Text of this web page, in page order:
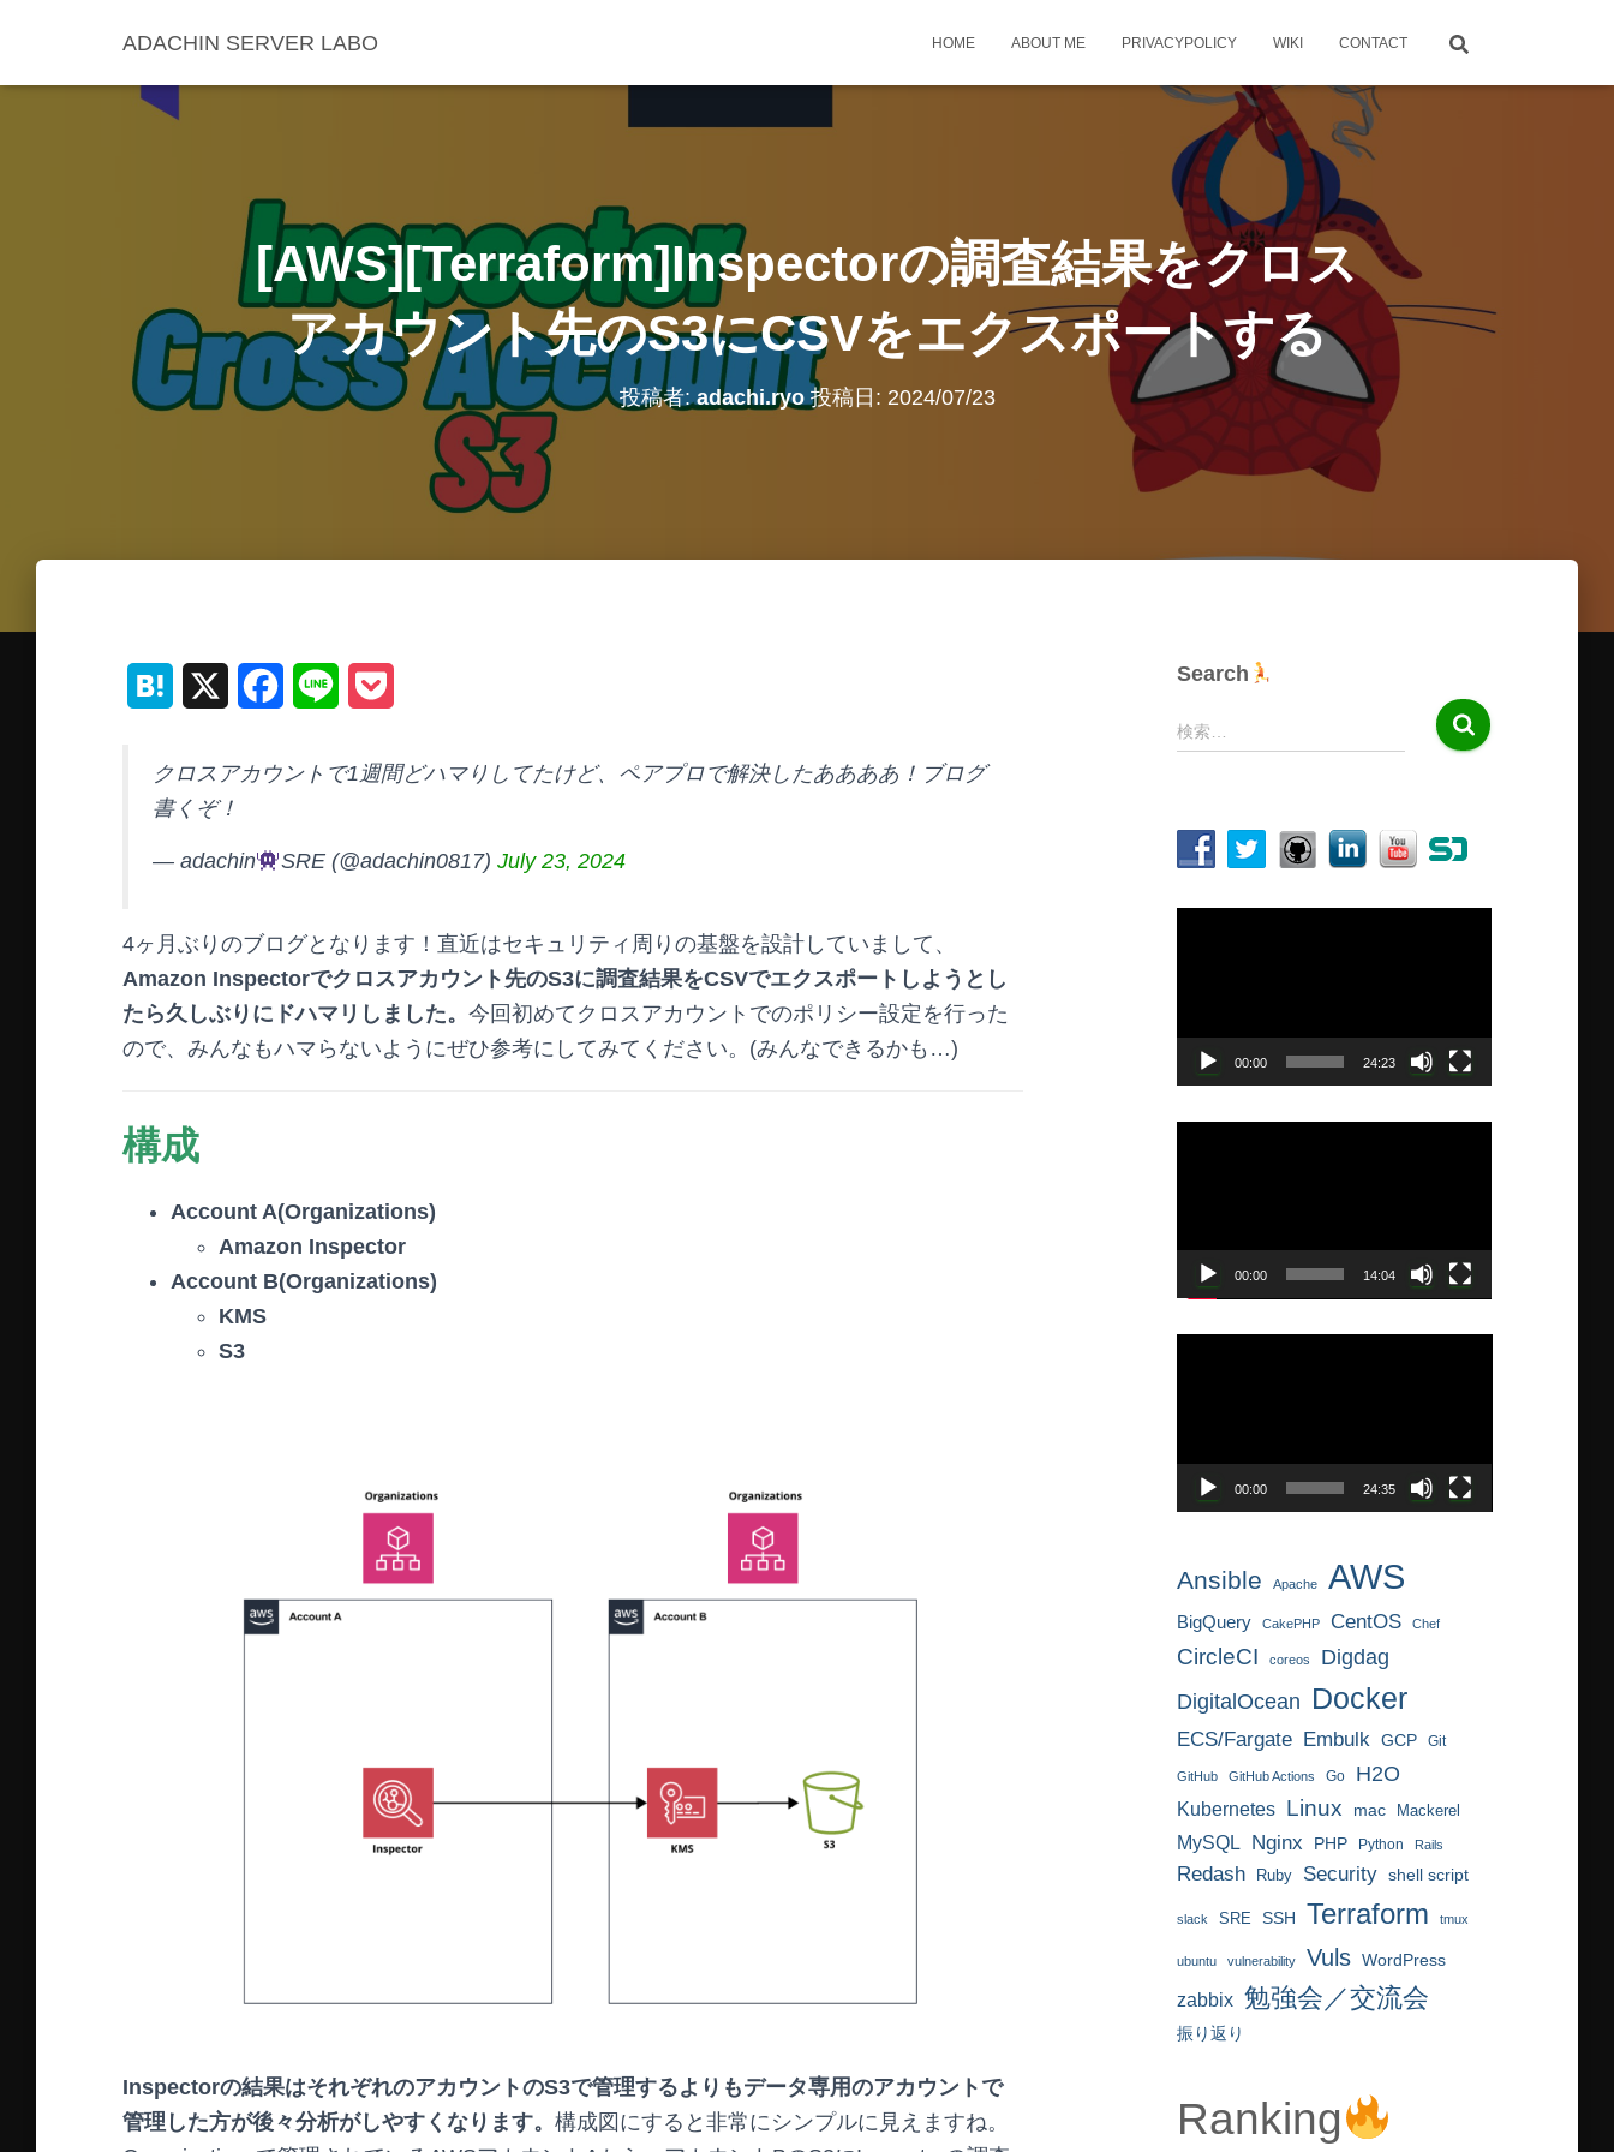
ADACHIN SERVER LABO HOME ABOUT ME PRIVACYPOLICY WIKI CONTACT
[AWS][Terraform]Inspectorの調査結果をクロス
アカウント先のS3にCSVをエクスポートする
投稿者:adachi.ryo投稿日: 2024/07/23
t
n
c
b
o
k
n c
e
クロスアカウントで1週間どハマりしてたけど、ペアプロで解決したああああ！ブログ
書くぞ！
— adachin SRE (@adachin0817) July 23, 2024
4ヶ月ぶりのブログとなります！直近はセキュリティ周りの基盤を設計していまして、
Amazon Inspectorでクロスアカウント先のS3に調査結果をCSVでエクスポートしようとし
たら久しぶりにドハマリしました。 今回初めてクロスアカウントでのポリシー設定を行った
ので、みんなもハマらないようにぜひ参考にしてみてください。(みんなできるかも…)
構成
Account A(Organizations)
Amazon Inspector
Account B(Organizations)
KMS
S3
Inspectorの結果はそれぞれのアカウントのS3で管理するよりもデータ専用のアカウントで
管理した方が後々分析がしやすくなります。 構成図にすると非常にシンプルに見えますね。
Search
検
索
検索…
00:00 24:23
00:00 14:04
00:00 24:35
Ansible Apache AWS
BigQuery CakePHP CentOS Chef
CircleCI coreos
Digdag
DigitalOcean Docker
ECS/Fargate Embulk GCP Git
GitHub GitHub Actions Go H2O
Kubernetes Linux mac Mackerel
MySQL Nginx PHP Python Rails
Redash Ruby Security shell script
slack SRE SSH Terraform tmux
ubuntu vulnerability Vuls WordPress
zabbix 勉強会／交流会
振り返り
Ranking